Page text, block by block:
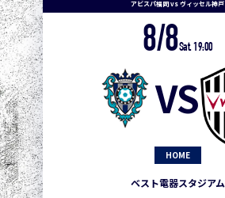
アビスパ福岡 vs ヴィッセル神戸
8/8Sat. 19:00
VS
HOME
ベスト電器スタジアム